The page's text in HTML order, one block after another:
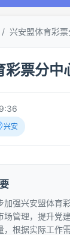
兴安盟体育彩
彩票分中
兴安
加强兴安盟体育
场管理，提升党
，根据实际工作